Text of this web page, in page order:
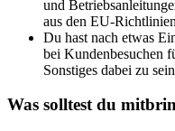
und
aus den EU-
Du hast nach etwas
bei Kundenbesuchen
Sonstiges dabei zu sein
Was solltest du